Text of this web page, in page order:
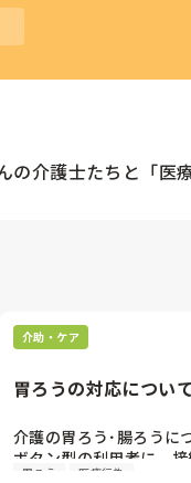
の介護士たちと「医
介助・ケア
胃ろうの対応につい
介護の胃ろう･腸ろうに
ボタン型の利用者に、
胃ろう 医療行為